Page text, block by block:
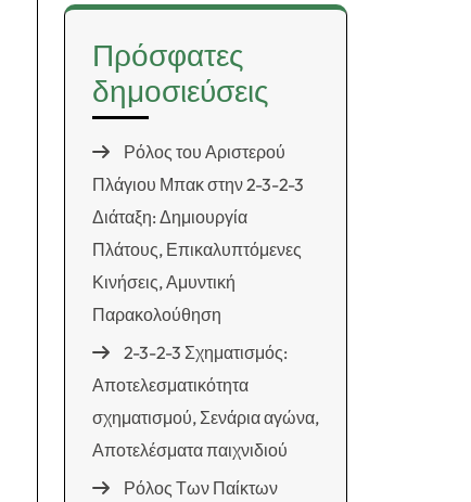
Πρόσφατες
δημοσιεύσεις
Ρόλος του Αριστερού
Πλάγιου Μπακ στην 2-3-2-3
Διάταξη: Δημιουργία
Πλάτους, Επικαλυπτόμενες
Κινήσεις, Αμυντική
Παρακολούθηση
2-3-2-3 Σχηματισμός:
Αποτελεσματικότητα
σχηματισμού, Σενάρια αγώνα,
Αποτελέσματα παιχνιδιού
Ρόλος Των Παίκτων